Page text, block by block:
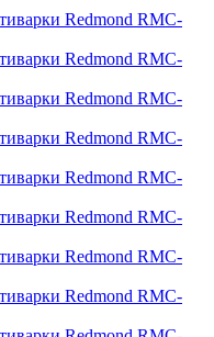
Redmond RMC-
Redmond RMC-
Redmond RMC-
Redmond RMC-
Redmond RMC-
Redmond RMC-
Redmond RMC-
Redmond RMC-